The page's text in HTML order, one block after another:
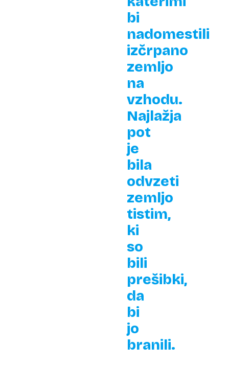
bi
nadomestili
izčrpano
zemljo
na
vzhodu.
Najlažja
pot
je
bila
odvzeti
zemljo
tistim,
ki
so
bili
prešibki,
da
bi
jo
branili.